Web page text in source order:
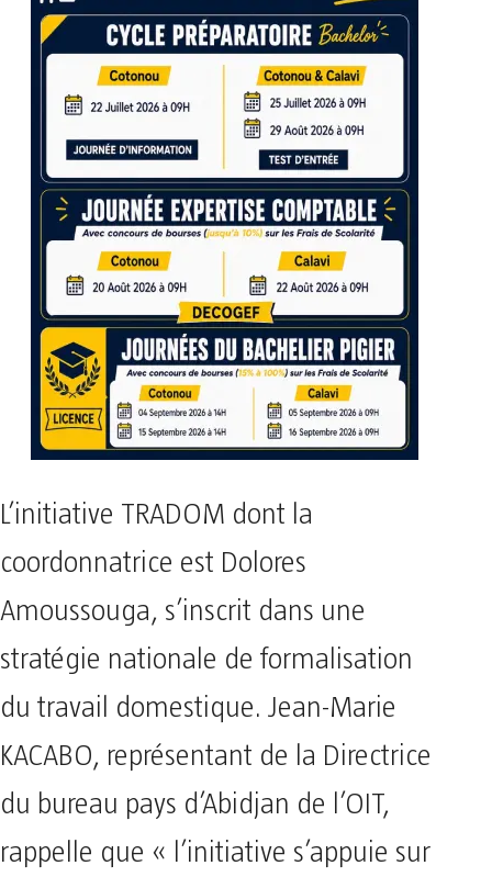
L’initiative TRADOM dont la
coordonnatrice est Dolores
Amoussouga, s’inscrit dans une
stratégie nationale de formalisation
du travail domestique. Jean-Marie
KACABO, représentant de la Directrice
du bureau pays d’Abidjan de l’OIT,
rappelle que « l’initiative s’appuie sur